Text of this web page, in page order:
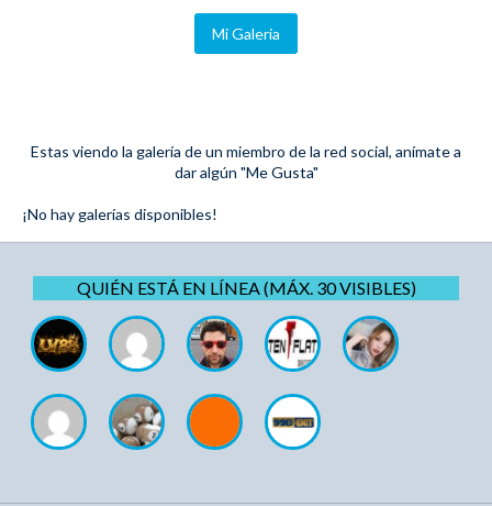
Mi Galeria
Estas viendo la galería de un miembro de la red social, anímate a
dar algún "Me Gusta"
¡No hay galerías disponibles!
QUIÉN ESTÁ EN LÍNEA (MÁX. 30 VISIBLES)